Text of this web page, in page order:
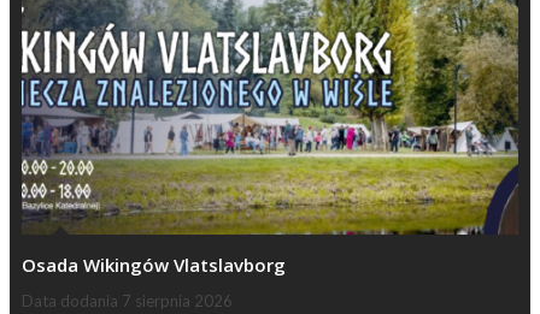
Osada Wikingów Vlatslavborg
Data dodania 7 sierpnia 2026